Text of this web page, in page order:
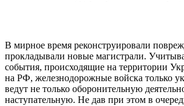
В мирное время реконструировали
прокладывали новые магистрали.
события, происходящие на территории
на РФ, железнодорожные войска только
ведут не только оборонительную
наступательную. Не дав при этом в